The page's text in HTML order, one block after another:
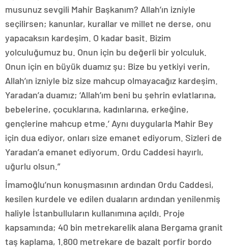
musunuz sevgili Mahir Başkanım? Allah’ın izniyle
seçilirsen; kanunlar, kurallar ve millet ne derse, onu
yapacaksın kardeşim. O kadar basit. Bizim
yolculuğumuz bu. Onun için bu değerli bir yolculuk.
Onun için en büyük duamız şu: Bize bu yetkiyi verin,
Allah’ın izniyle biz size mahcup olmayacağız kardeşim.
Yaradan’a duamız; ‘Allah’ım beni bu şehrin evlatlarına,
bebelerine, çocuklarına, kadınlarına, erkeğine,
gençlerine mahcup etme.’ Aynı duygularla Mahir Bey
için dua ediyor, onları size emanet ediyorum. Sizleri de
Yaradan’a emanet ediyorum. Ordu Caddesi hayırlı,
uğurlu olsun.”
İmamoğlu’nun konuşmasının ardından Ordu Caddesi,
kesilen kurdele ve edilen duaların ardından yenilenmiş
haliyle İstanbulluların kullanımına açıldı. Proje
kapsamında; 40 bin metrekarelik alana Bergama granit
taş kaplama, 1.800 metrekare de bazalt porfir bordo